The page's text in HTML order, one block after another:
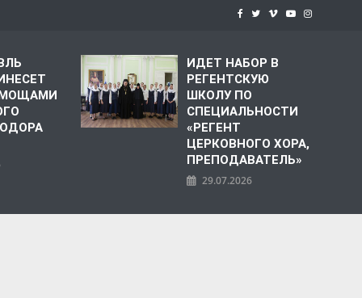
МОЩАМИ
ИДЕТ НАБОР В
РЕГЕНТСКУЮ
ШКОЛУ ПО
СПЕЦИАЛЬНОСТИ
«РЕГЕНТ
ЦЕРКОВНОГО ХОРА,
ПРЕПОДАВАТЕЛЬ»
29.07.2026